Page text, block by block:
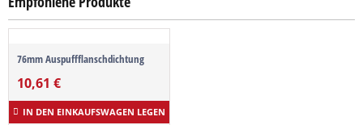
76mm Auspuffflanschdichtung
10,61 €
IN DEN EINKAUFSWAGEN LEGEN